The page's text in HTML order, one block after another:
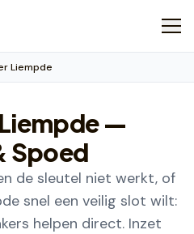
Liempde
Liempde—
Spoed
de sleutel niet werkt, of
snel een veilig slot wilt:
helpen direct. Inzet